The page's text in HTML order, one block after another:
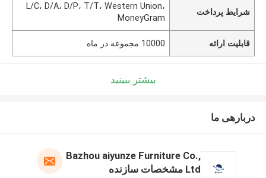
شرایط پرداخت
L/C، D/A، D/P، T/T، Western Union،
MoneyGram
قابلیت ارائه 10000 مجموعه در ماه
بیشتر ببینید
دربارهی ما
Bazhou aiyunze Furniture Co.,
Ltd مشخصات سازنده